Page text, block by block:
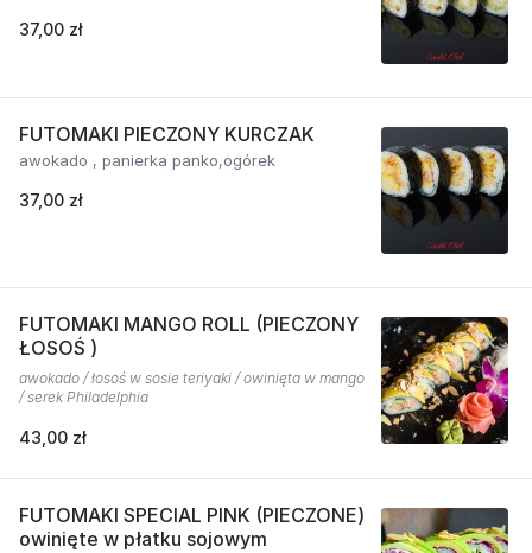
37,00 zł
FUTOMAKI PIECZONY KURCZAK
awokado , panierka panko,ogórek
37,00 zł
FUTOMAKI MANGO ROLL (PIECZONY
ŁOSOŚ )
awokado / łosoś w sosie teriyaki / owinięta w mango
/ serek Philadelphia
43,00 zł
FUTOMAKI SPECIAL PINK (PIECZONE)
owinięte w płatku sojowym